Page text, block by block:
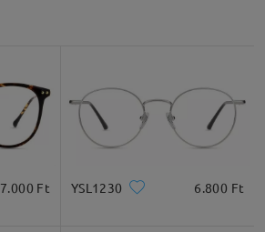
arcformák
7.000 Ft YSL1230 6.800 Ft